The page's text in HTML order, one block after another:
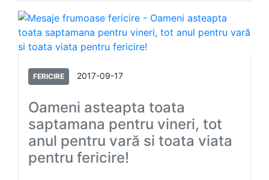
FERICIRE 2017-09-17
Oameni asteapta toata
saptamana pentru vineri, tot
anul pentru vară si toata viata
pentru fericire!